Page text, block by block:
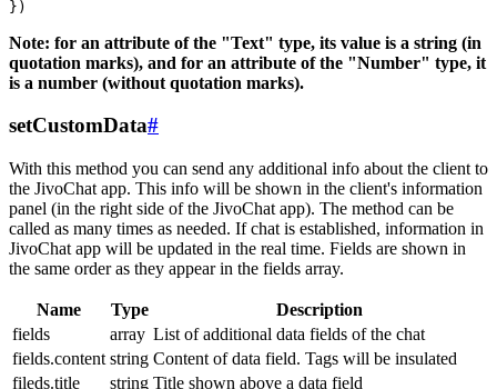
Note: for an attribute of the "Text" type, its value is a string (in
quotation marks), and for an attribute of the "Number" type, it
is a number (without quotation marks).
setCustomData#
With this method you can send any additional info about the client to
the JivoChat app. This info will be shown in the client's information
panel (in the right side of the JivoChat app). The method can be
called as many times as needed. If chat is established, information in
JivoChat app will be updated in the real time. Fields are shown in
the same order as they appear in the fields array.
Name Type
Description
fields
array List of additional data fields of the chat
fields.content string Content of data field. Tags will be insulated
fileds.title
string Title shown above a data field